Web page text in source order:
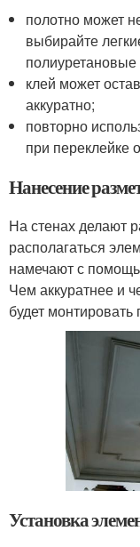
полотно может
выбирайте
клей может
аккуратно;
повторно
при переклейке
Нанесение
На стенах делают
располагаться
намечают с
Чем аккуратнее и
будет монтировать
Установка